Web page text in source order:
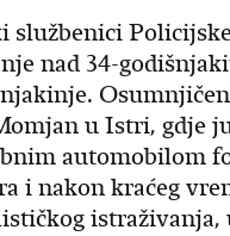
službenici
nad 34-
u Istri, gdje
automobilom
i nakon kraćeg
istraživanja,